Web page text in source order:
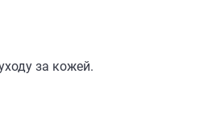
за кожей.